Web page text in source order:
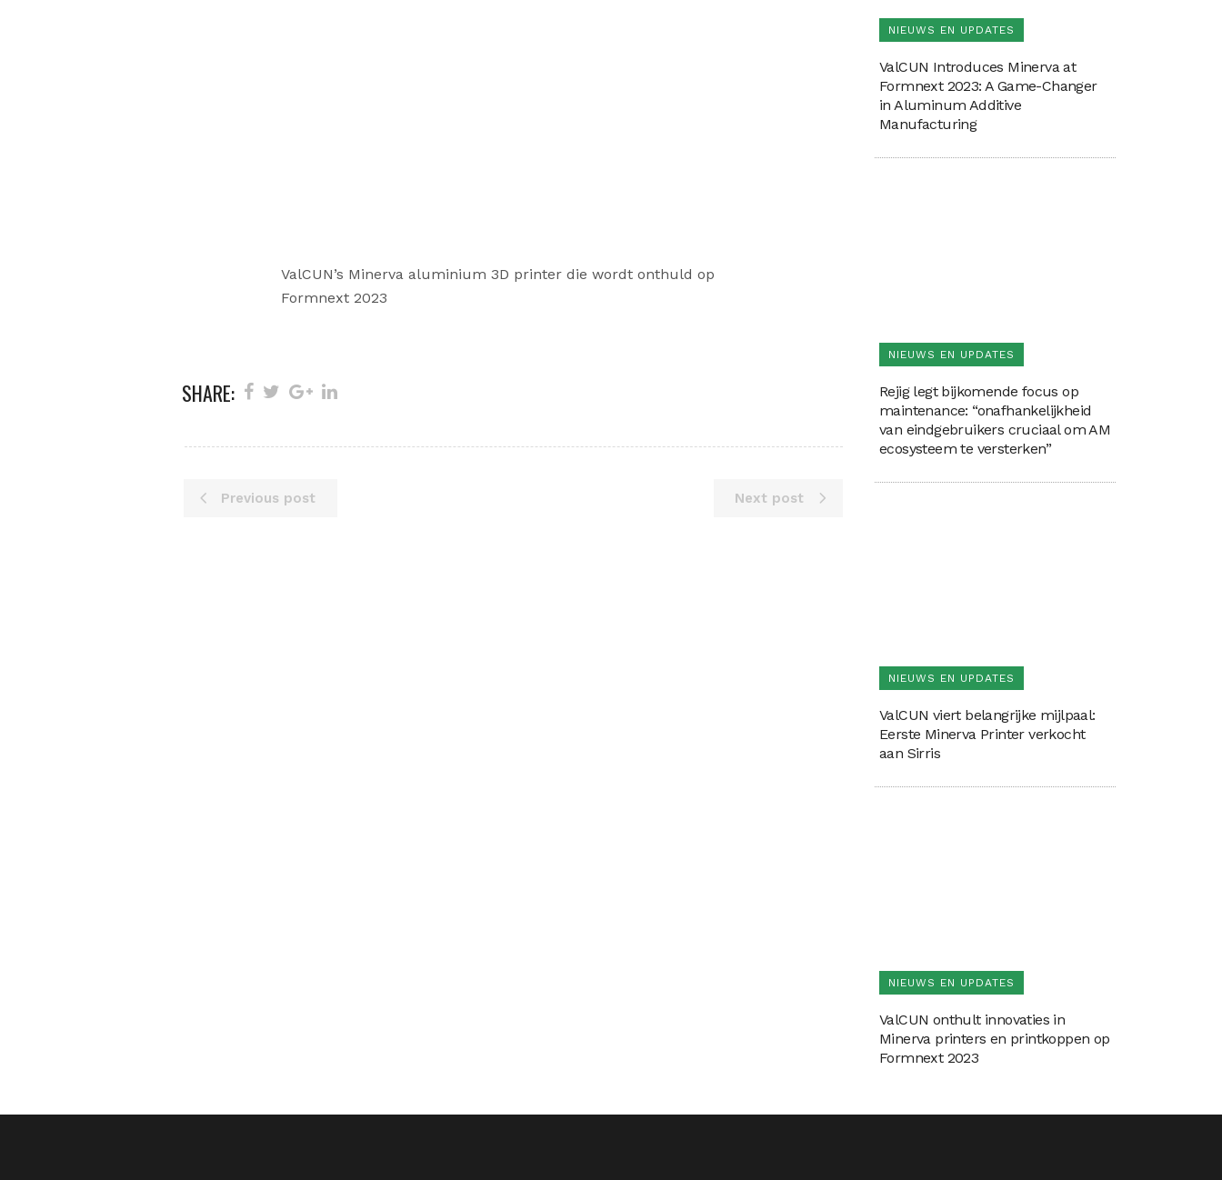
ValCUN’s Minerva aluminium 3D printer die wordt onthuld op
Formnext 2023
SHARE:
Previous post Next post
NIEUWS EN UPDATES
ValCUN Introduces Minerva at
Formnext 2023: A Game-Changer
in Aluminum Additive
Manufacturing
NIEUWS EN UPDATES
Rejig legt bijkomende focus op
maintenance: “onafhankelijkheid
van eindgebruikers cruciaal om AM
ecosysteem te versterken”
NIEUWS EN UPDATES
ValCUN viert belangrijke mijlpaal:
Eerste Minerva Printer verkocht
aan Sirris
NIEUWS EN UPDATES
ValCUN onthult innovaties in
Minerva printers en printkoppen op
Formnext 2023